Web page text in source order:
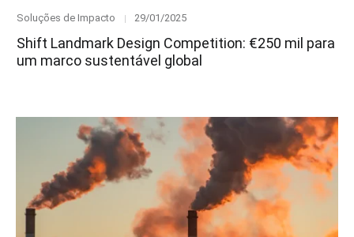
Category
Soluções de Impacto
Posted
29/01/2025
Shift Landmark Design Competition: €250 mil para
um marco sustentável global